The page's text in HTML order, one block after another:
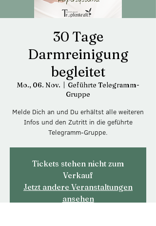
30 Tage
Darmreinigung
begleitet
Mo., 06. Nov.
  |
Geführte Telegramm-
Gruppe
Melde Dich an und Du erhältst alle weiteren
Infos und den Zutritt in die geführte
Telegramm-Gruppe.
Tickets stehen nicht zum
Verkauf
Jetzt andere Veranstaltungen
ansehen